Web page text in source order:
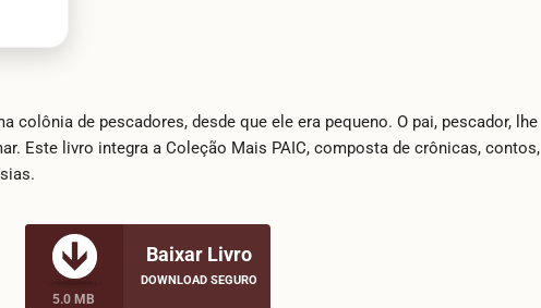
colônia de pescadores, desde que ele era pequeno. O pai, pescador, lhe
Este livro integra a Coleção Mais PAIC, composta de crônicas, contos,
5.0 MB
Baixar Livro
DOWNLOAD SEGURO